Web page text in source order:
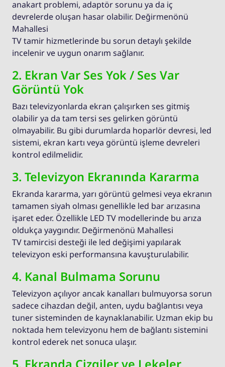
anakart problemi, adaptör sorunu ya da iç
devrelerde oluşan hasar olabilir. Değirmenönü
Mahallesi
TV tamir hizmetlerinde bu sorun detaylı şekilde
incelenir ve uygun onarım sağlanır.
2. Ekran Var Ses Yok / Ses Var
Görüntü Yok
Bazı televizyonlarda ekran çalışırken ses gitmiş
olabilir ya da tam tersi ses gelirken görüntü
olmayabilir. Bu gibi durumlarda hoparlör devresi, led
sistemi, ekran kartı veya görüntü işleme devreleri
kontrol edilmelidir.
3. Televizyon Ekranında Kararma
Ekranda kararma, yarı görüntü gelmesi veya ekranın
tamamen siyah olması genellikle led bar arızasına
işaret eder. Özellikle LED TV modellerinde bu arıza
oldukça yaygındır. Değirmenönü Mahallesi
TV tamircisi desteği ile led değişimi yapılarak
televizyon eski performansına kavuşturulabilir.
4. Kanal Bulmama Sorunu
Televizyon açılıyor ancak kanalları bulmuyorsa sorun
sadece cihazdan değil, anten, uydu bağlantısı veya
tuner sisteminden de kaynaklanabilir. Uzman ekip bu
noktada hem televizyonu hem de bağlantı sistemini
kontrol ederek net sonuca ulaşır.